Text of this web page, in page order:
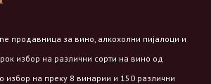
продавница за вино, алкохолни пијалоци и
избор на различни сорти на вино од
избор на преку 8 винарии и 150 различни